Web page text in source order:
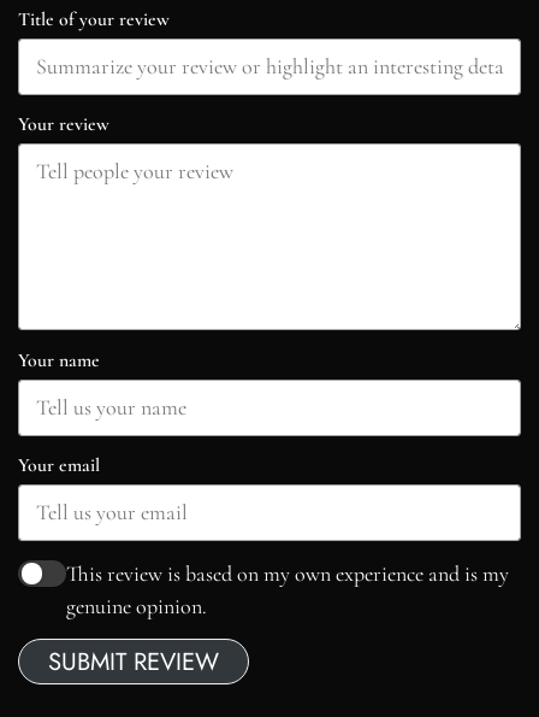
Title of your review
Your review
Your name
Your email
This review is based on my own experience and is my
genuine opinion.
SUBMIT REVIEW